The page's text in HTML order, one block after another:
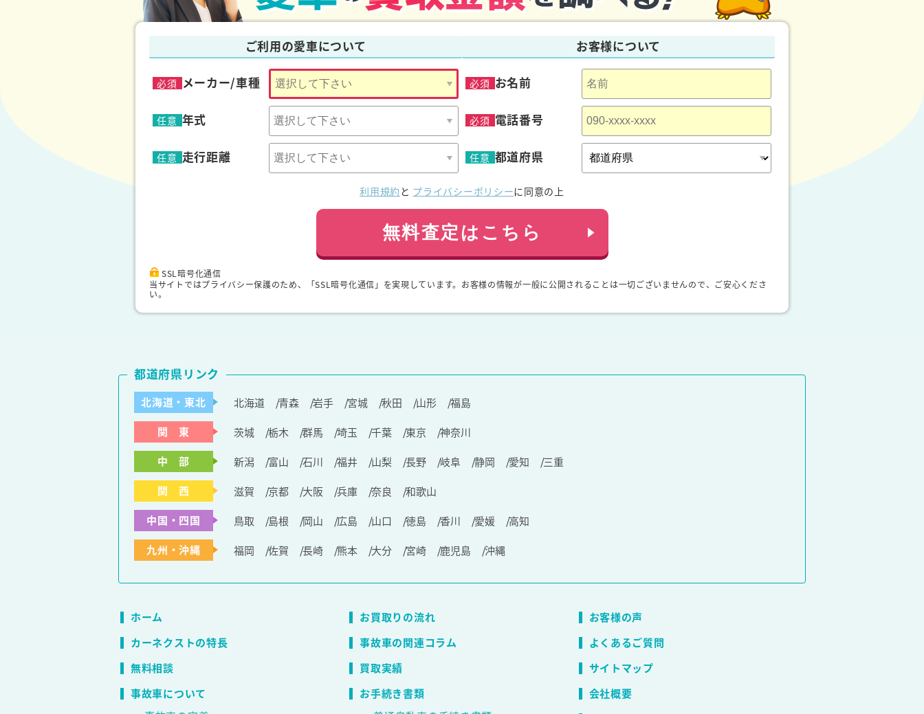
ご利用の愛車について
必須 メーカー/車種
任意 年式
任意 走行距離
お客様について
必須 お名前
必須 電話番号
任意 都道府県
利用規約 と プライバシーポリシーに同意の上
無料査定はこちら
SSL暗号化通信
当サイトではプライバシー保護のため、「SSL暗号化通信」を実現しています。お客様の情報が一般に公開されることは一切ございませんので、ご安心くださ
い。
北海道・東北 北海道 青森 岩手 宮城 秋田 山形 福島
関 東 茨城 栃木 群馬 埼玉 千葉 東京 神奈川
中 部 新潟 富山 石川 福井 山梨 長野 岐阜 静岡 愛知 三重
関 西 滋賀 京都 大阪 兵庫 奈良 和歌山
中国・四国 鳥取 島根 岡山 広島 山口 徳島 香川 愛媛 高知
九州・沖縄 福岡 佐賀 長崎 熊本 大分 宮崎 鹿児島 沖縄
都道府県リンク
ホーム
カーネクストの特長
無料相談
事故車について
お買取りの流れ
事故車の関連コラム
買取実績
お手続き書類
お客様の声
よくあるご質問
サイトマップ
会社概要